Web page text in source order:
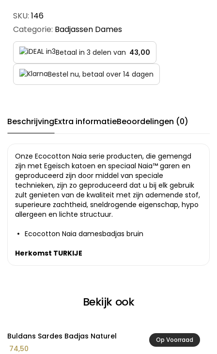
SKU: 146
Categorie: Badjassen Dames
Betaal in 3 delen van 43,00
Bestel nu, betaal over 14 dagen
BeschrijvingExtra informatieBeoordelingen (0)
Onze Ecocotton Naia serie producten, die gemengd
zijn met Egeïsch katoen en speciaal Naia™ garen en
geproduceerd zijn door middel van speciale
technieken, zijn zo geproduceerd dat u bij elk gebruik
zult genieten van de kwaliteit met zijn ademende stof,
superieure zachtheid, sneldrogende eigenschap, hypo
allergeen en lichte structuur.
Ecocotton Naia damesbadjas bruin
Herkomst TURKIJE
Bekijk ook
Op Voorraad
Buldans Sardes Badjas Naturel
74,50